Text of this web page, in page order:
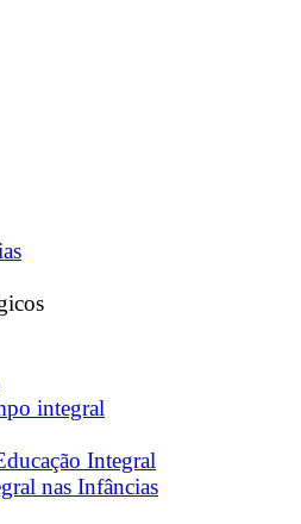
integral
Integral
nas Infâncias